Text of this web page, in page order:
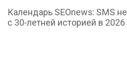
Календарь SEOnews: SMS
с 30-летней историей в